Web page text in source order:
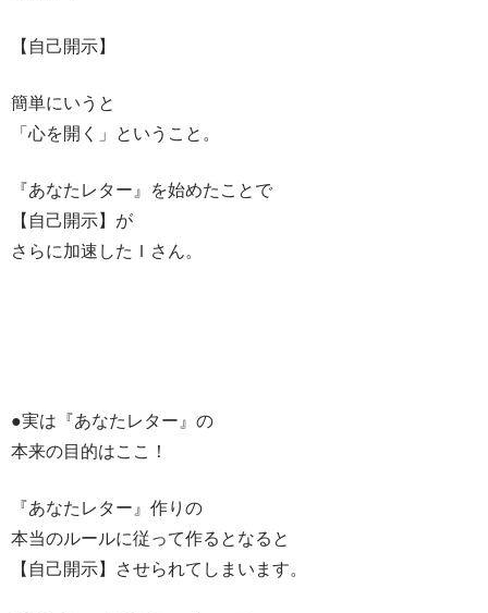
【自己開示】
簡単にいうと
「心を開く」ということ。
『あなたレター』を始めたことで
【自己開示】が
さらに加速したＩさん。
●実は『あなたレター』の
本来の目的はここ！
『あなたレター』作りの
本当のルールに従って作るとなると
【自己開示】させられてしまいます。